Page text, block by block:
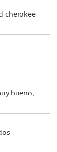
cherokee
bueno,